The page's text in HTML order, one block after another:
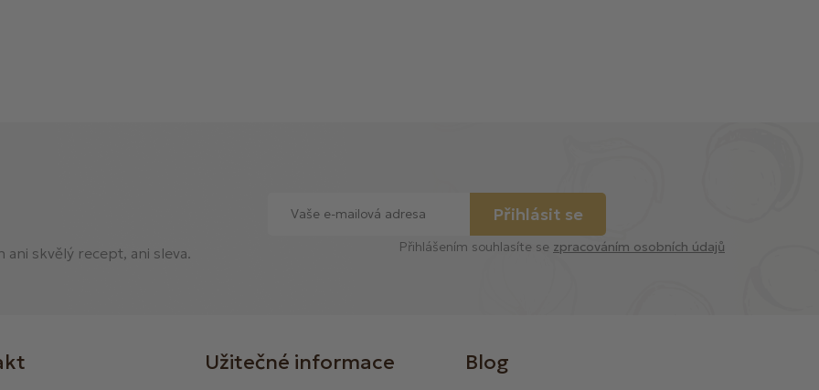
ani skvělý recept, ani sleva.
Přihlásit se
Přihlášením souhlasíte se zpracováním osobních údajů
Užitečné informace
Blog